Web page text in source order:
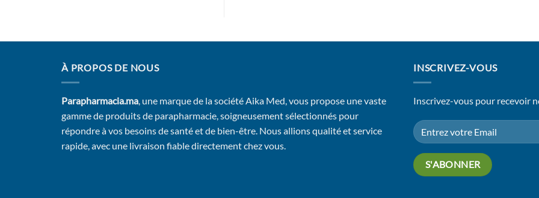
À PROPOS DE NOUS
Parapharmacia.ma , une marque de la société Aika Med, vous propose une vaste
gamme de produits de parapharmacie, soigneusement sélectionnés pour
répondre à vos besoins de santé et de bien-être. Nous allions qualité et service
rapide, avec une livraison fiable directement chez vous.
INSCRIVEZ-VOUS
Inscrivez-vous pour recevoir